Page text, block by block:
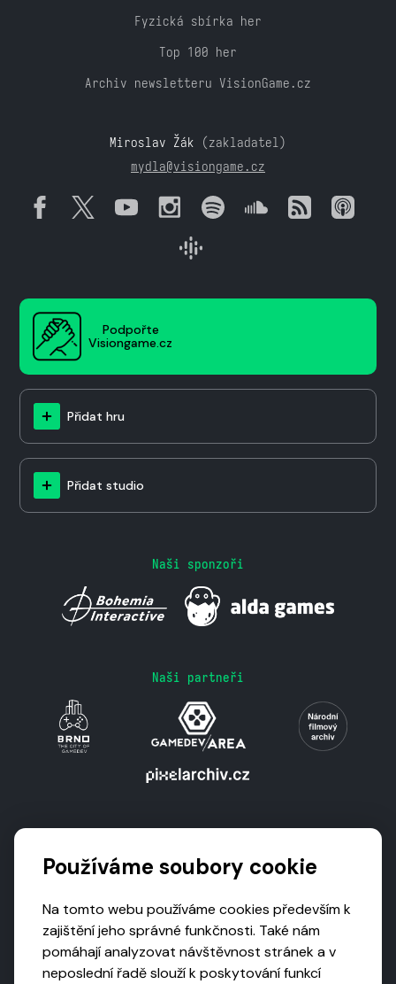
Fyzická sbírka her
Top 100 her
Archiv newsletteru VisionGame.cz
Miroslav Žák (zakladatel)
mydla@visiongame.cz
Podpořte
Visiongame.cz
Přidat hru
Přidat studio
Naši sponzoři
Naši partneři
Používáme soubory cookie
Na tomto webu používáme cookies především k
zajištění jeho správné funkčnosti. Také nám
pomáhají analyzovat návštěvnost stránek a v
neposlední řadě slouží k poskytování funkcí